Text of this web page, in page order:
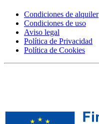
Condiciones de alquiler
Condiciones de uso
Aviso legal
Política de Privacidad
Política de Cookies